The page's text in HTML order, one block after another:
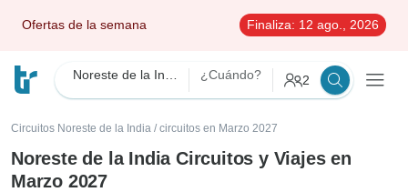
Ofertas de la semana Finaliza: 12 ago., 2026
¿Cuándo? 2
Circuitos Noreste de la India / circuitos en Marzo 2027
Noreste de la India Circuitos y Viajes en
Marzo 2027